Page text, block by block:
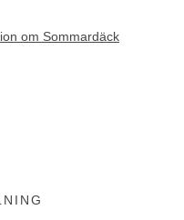
om Sommardäck